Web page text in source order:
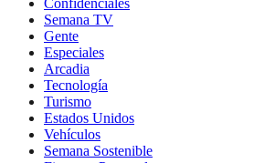
Semana TV
Gente
Especiales
Arcadia
Tecnología
Turismo
Estados Unidos
Vehículos
Semana Sostenible